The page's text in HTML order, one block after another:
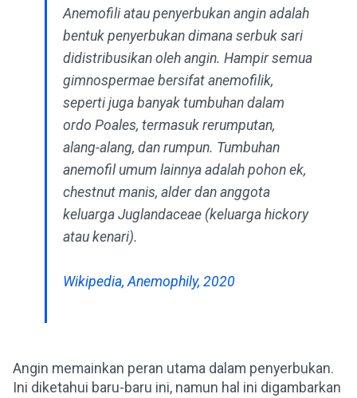
Anemofili atau penyerbukan angin adalah
bentuk penyerbukan dimana serbuk sari
didistribusikan oleh angin. Hampir semua
gimnospermae bersifat anemofilik,
seperti juga banyak tumbuhan dalam
ordo Poales, termasuk rerumputan,
alang-alang, dan rumpun. Tumbuhan
anemofil umum lainnya adalah pohon ek,
chestnut manis, alder dan anggota
keluarga Juglandaceae (keluarga hickory
atau kenari).
Wikipedia, Anemophily, 2020
Angin memainkan peran utama dalam penyerbukan.
Ini diketahui baru-baru ini, namun hal ini digambarkan